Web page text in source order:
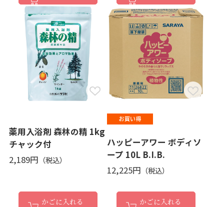
薬用入浴剤 森林の精 1kg
チャック付
2,189円
かごに入れる
ハッピーアワー ボディソ
ープ 10L B.I.B.
12,225円
かごに入れる